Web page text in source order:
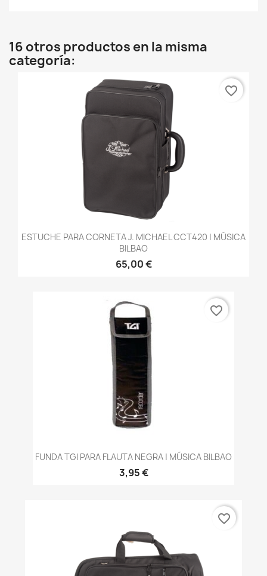
16 otros productos en la misma
categoría:
ESTUCHE PARA CORNETA J. MICHAEL CCT420 | MÚSICA
BILBAO
65,00 €
favorite_border
FUNDA TGI PARA FLAUTA NEGRA | MÚSICA BILBAO
3,95 €
favorite_border
favorite_border